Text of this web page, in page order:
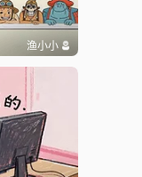
渔小小